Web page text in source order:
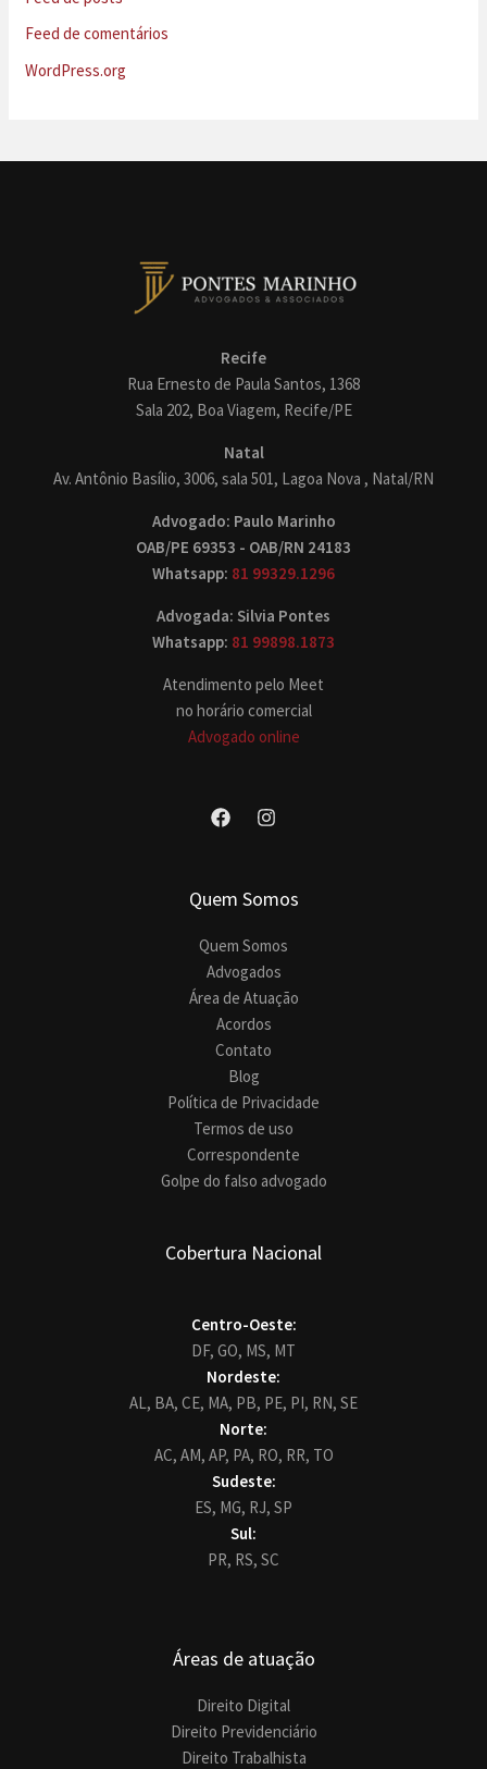
Feed de comentários
WordPress.org
Recife
Rua Ernesto de Paula Santos, 1368
Sala 202, Boa Viagem, Recife/PE
Natal
Av. Antônio Basílio, 3006, sala 501, Lagoa Nova , Natal/RN
Advogado: Paulo Marinho
OAB/PE 69353 - OAB/RN 24183
Whatsapp: 81 99329.1296
Advogada: Silvia Pontes
Whatsapp: 81 99898.1873
Atendimento pelo Meet
no horário comercial
Advogado online
Quem Somos
Quem Somos
Advogados
Área de Atuação
Acordos
Contato
Blog
Política de Privacidade
Termos de uso
Correspondente
Golpe do falso advogado
Cobertura Nacional
Centro-Oeste:
DF, GO, MS, MT
Nordeste:
AL, BA, CE, MA, PB, PE, PI, RN, SE
Norte:
AC, AM, AP, PA, RO, RR, TO
Sudeste:
ES, MG, RJ, SP
Sul:
PR, RS, SC
Áreas de atuação
Direito Digital
Direito Previdenciário
Direito Trabalhista